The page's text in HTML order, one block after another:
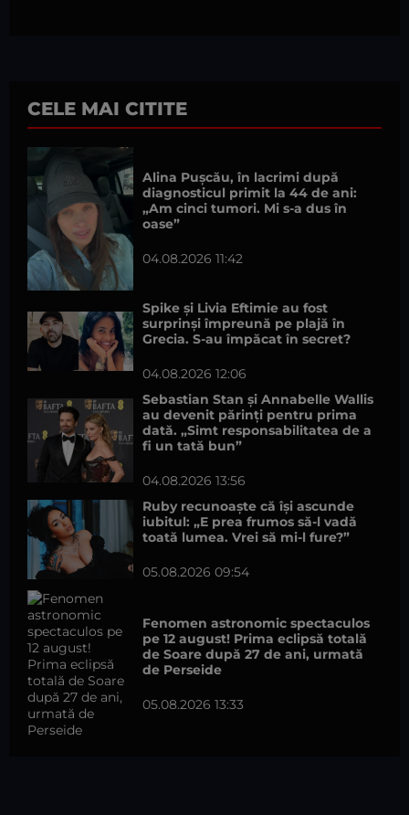
CELE MAI CITITE
Alina Pușcău, în lacrimi după
diagnosticul primit la 44 de ani:
„Am cinci tumori. Mi s-a dus în
oase”
04.08.2026 11:42
Spike și Livia Eftimie au fost
surprinși împreună pe plajă în
Grecia. S-au împăcat în secret?
04.08.2026 12:06
Sebastian Stan și Annabelle Wallis
au devenit părinți pentru prima
dată. „Simt responsabilitatea de a
fi un tată bun”
04.08.2026 13:56
Ruby recunoaște că își ascunde
iubitul: „E prea frumos să-l vadă
toată lumea. Vrei să mi-l fure?”
05.08.2026 09:54
Fenomen astronomic spectaculos
pe 12 august! Prima eclipsă totală
de Soare după 27 de ani, urmată
de Perseide
05.08.2026 13:33